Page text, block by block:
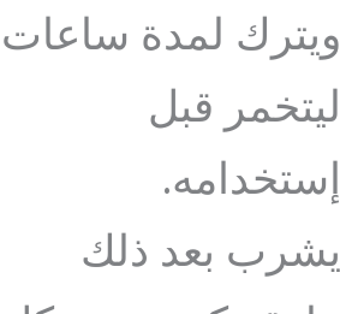
ويترك لمدة ساعات
ليتخمر قبل
إستخدامه.
يشرب بعد ذلك